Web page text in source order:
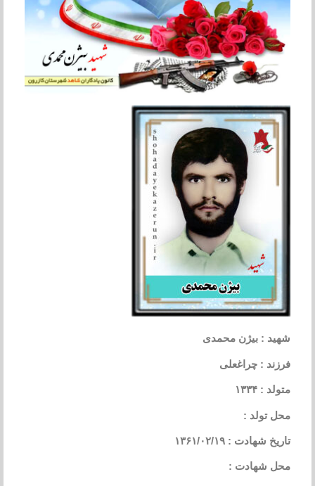
شهید : بیژن محمدی
فرزند : چراغعلی
متولد : ۱۳۳۴
محل تولد :
تاریخ شهادت : ۱۳۶۱/۰۲/۱۹
محل شهادت :